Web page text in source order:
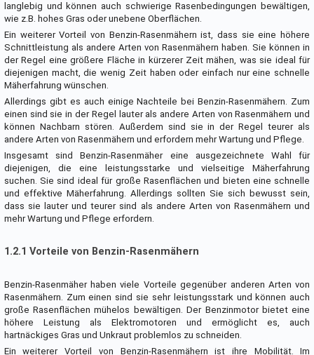
langlebig und können auch schwierige Rasenbedingungen bewältigen,
wie z.B. hohes Gras oder unebene Oberflächen.
Ein weiterer Vorteil von Benzin-Rasenmähern ist, dass sie eine höhere
Schnittleistung als andere Arten von Rasenmähern haben. Sie können in
der Regel eine größere Fläche in kürzerer Zeit mähen, was sie ideal für
diejenigen macht, die wenig Zeit haben oder einfach nur eine schnelle
Mäherfahrung wünschen.
Allerdings gibt es auch einige Nachteile bei Benzin-Rasenmähern. Zum
einen sind sie in der Regel lauter als andere Arten von Rasenmähern und
können Nachbarn stören. Außerdem sind sie in der Regel teurer als
andere Arten von Rasenmähern und erfordern mehr Wartung und Pflege.
Insgesamt sind Benzin-Rasenmäher eine ausgezeichnete Wahl für
diejenigen, die eine leistungsstarke und vielseitige Mäherfahrung
suchen. Sie sind ideal für große Rasenflächen und bieten eine schnelle
und effektive Mäherfahrung. Allerdings sollten Sie sich bewusst sein,
dass sie lauter und teurer sind als andere Arten von Rasenmähern und
mehr Wartung und Pflege erfordern.
1.2.1 Vorteile von Benzin-Rasenmähern
Benzin-Rasenmäher haben viele Vorteile gegenüber anderen Arten von
Rasenmähern. Zum einen sind sie sehr leistungsstark und können auch
große Rasenflächen mühelos bewältigen. Der Benzinmotor bietet eine
höhere Leistung als Elektromotoren und ermöglicht es, auch
hartnäckiges Gras und Unkraut problemlos zu schneiden.
Ein weiterer Vorteil von Benzin-Rasenmähern ist ihre Mobilität. Im